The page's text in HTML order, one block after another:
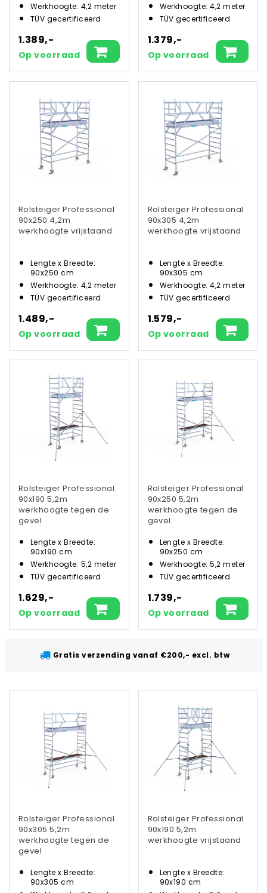
Werkhoogte: 4,2 meter
TÜV gecertificeerd
1.389,-
Op voorraad
Werkhoogte: 4,2 meter
TÜV gecertificeerd
1.379,-
Op voorraad
Rolsteiger Professional
90x250 4,2m
werkhoogte vrijstaand
Lengte x Breedte:
90x250 cm
Werkhoogte: 4,2 meter
TÜV gecertificeerd
1.489,-
Op voorraad
Rolsteiger Professional
90x305 4,2m
werkhoogte vrijstaand
Lengte x Breedte:
90x305 cm
Werkhoogte: 4,2 meter
TÜV gecertificeerd
1.579,-
Op voorraad
Rolsteiger Professional
90x190 5,2m
werkhoogte tegen de
gevel
Lengte x Breedte:
90x190 cm
Werkhoogte: 5,2 meter
TÜV gecertificeerd
1.629,-
Op voorraad
Rolsteiger Professional
90x250 5,2m
werkhoogte tegen de
gevel
Lengte x Breedte:
90x250 cm
Werkhoogte: 5,2 meter
TÜV gecertificeerd
1.739,-
Op voorraad
Gratis verzending vanaf €200,- excl. btw
Rolsteiger Professional
90x305 5,2m
werkhoogte tegen de
gevel
Lengte x Breedte:
90x305 cm
Rolsteiger Professional
90x190 5,2m
werkhoogte vrijstaand
Lengte x Breedte:
90x190 cm